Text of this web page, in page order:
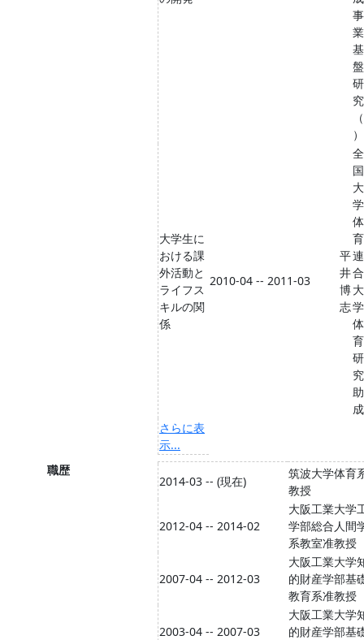
事
業
基
盤
研
究
）
大学生に
おける課
外活動と
ライフス
キルの関
係
2010-04 -- 2011-03
平
井
博
志
全
国
大
学
体
育
連
大
学
体
育
研
究
助
成
さらに表
示...
職歴
2014-03 -- (現在)
筑波大学体育
教授
2012-04 -- 2014-02
大阪工業大学
学部総合人間
系教室准教授
2007-04 -- 2012-03
大阪工業大学
的財産学部基
教育系准教授
2003-04 -- 2007-03
大阪工業大学
的財産学部基